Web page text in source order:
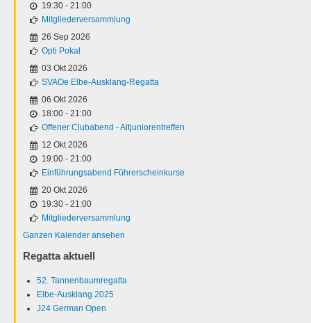
19:30 - 21:00
Mitgliederversammlung
26 Sep 2026
Opti Pokal
03 Okt 2026
SVAOe Elbe-Ausklang-Regatta
06 Okt 2026
18:00 - 21:00
Offener Clubabend - Altjuniorentreffen
12 Okt 2026
19:00 - 21:00
Einführungsabend Führerscheinkurse
20 Okt 2026
19:30 - 21:00
Mitgliederversammlung
Ganzen Kalender ansehen
Regatta aktuell
52. Tannenbaumregatta
Elbe-Ausklang 2025
J24 German Open